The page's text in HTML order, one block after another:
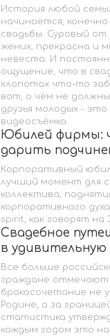
История любой
начинается, конечно
свадьбы. Суровый от
жених, прекрасна и
невеста. И
ощущение, что в
хлопотах что-то
вот, о чём не
друзья молодых - это
видеосъёмка.
Юбилей фирмы:
дарить
Юбилей фирмы:
дарить
Корпоративный
лучший момент для
коллектива,
корпоративного
spirit, как говорят на
Свадебное
в
Свадебное
в
Все больше
граждане отмечают
бракосочетание не
Родине, а за
статистика
каждым годом это